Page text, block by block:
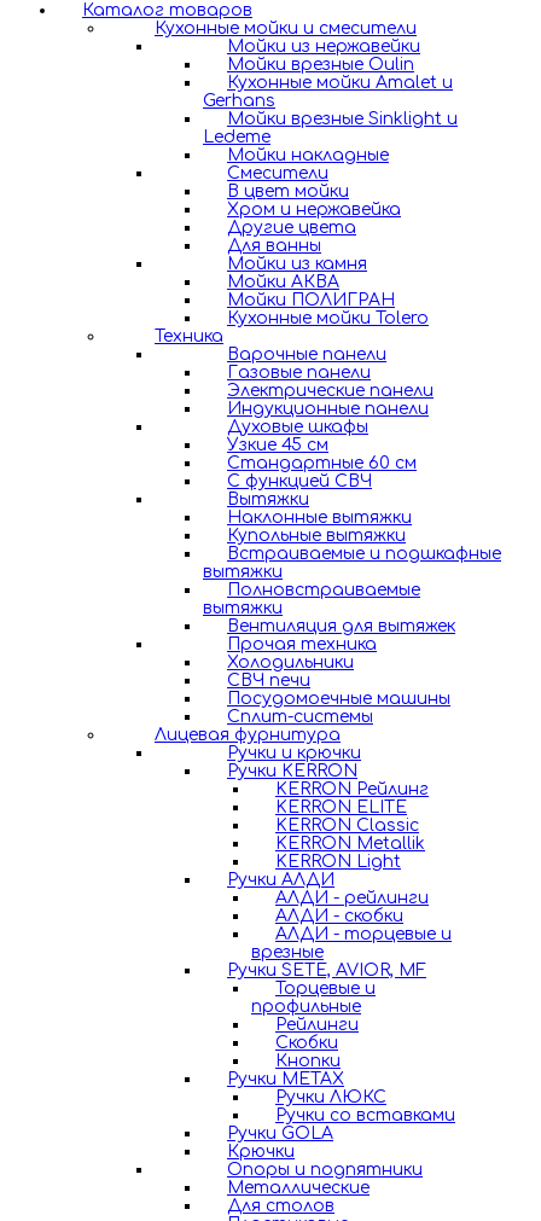
Каталог товаров
Кухонные мойки и смесители
Мойки из нержавейки
Мойки врезные Oulin
Кухонные мойки Amalet и
Gerhans
Мойки врезные Sinklight и
Ledeme
Мойки накладные
Смесители
В цвет мойки
Хром и нержавейка
Другие цвета
Для ванны
Мойки из камня
Мойки АКВА
Мойки ПОЛИГРАН
Кухонные мойки Tolero
Техника
Варочные панели
Газовые панели
Электрические панели
Индукционные панели
Духовые шкафы
Узкие 45 см
Стандартные 60 см
С функцией СВЧ
Вытяжки
Наклонные вытяжки
Купольные вытяжки
Встраиваемые и подшкафные
вытяжки
Полновстраиваемые
вытяжки
Вентиляция для вытяжек
Прочая техника
Холодильники
СВЧ печи
Посудомоечные машины
Сплит-системы
Лицевая фурнитура
Ручки и крючки
Ручки KERRON
KERRON Рейлинг
KERRON ELITE
KERRON Classic
KERRON Metallik
KERRON Light
Ручки АЛДИ
АЛДИ - рейлинги
АЛДИ - скобки
АЛДИ - торцевые и
врезные
Ручки SETE, AVIOR, MF
Торцевые и
профильные
Рейлинги
Скобки
Кнопки
Ручки METAX
Ручки ЛЮКС
Ручки со вставками
Ручки GOLA
Крючки
Опоры и подпятники
Металлические
Для столов